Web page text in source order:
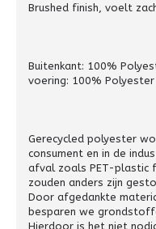
Brushed finish, voelt
Buitenkant: 100%
voering: 100% Polyester
Gerecycled polyester
consument en in de
afval zoals PET-plastic
zouden anders zijn
Door afgedankte
besparen we
Hierdoor is het niet